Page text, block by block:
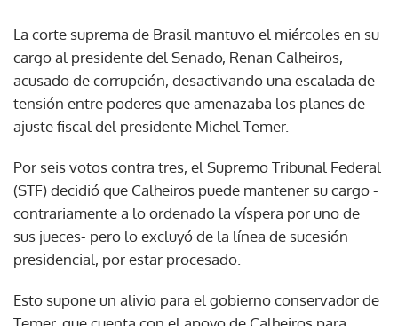
La corte suprema de Brasil mantuvo el miércoles en su
cargo al presidente del Senado, Renan Calheiros,
acusado de corrupción, desactivando una escalada de
tensión entre poderes que amenazaba los planes de
ajuste fiscal del presidente Michel Temer.
Por seis votos contra tres, el Supremo Tribunal Federal
(STF) decidió que Calheiros puede mantener su cargo -
contrariamente a lo ordenado la víspera por uno de
sus jueces- pero lo excluyó de la línea de sucesión
presidencial, por estar procesado.
Esto supone un alivio para el gobierno conservador de